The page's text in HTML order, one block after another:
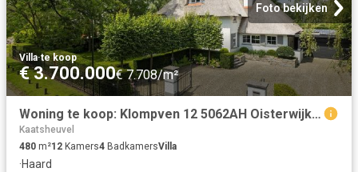
Foto bekijken
Villa·te koop
€ 3.700.000€ 7.708/m²
Woning te koop: Klompven 12 5062AH Oisterwijk Vastgoed Nederland
Kaatsheuvel
480 m²12 Kamers4 BadkamersVilla
·Haard